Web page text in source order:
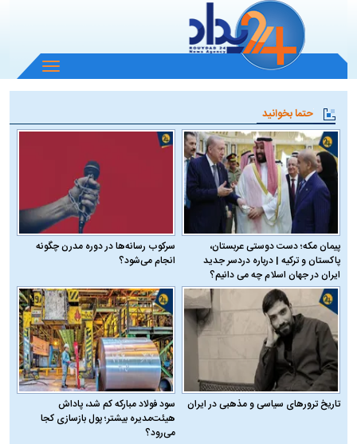
باز
و
منو
حتما بخوانید
پیمان مکه؛ دست دوستی عربستان،
پاکستان و ترکیه | درباره دردسر جدید
ایران در جهان اسلام چه می دانیم؟
سرکوب رسانه‌ها در دوره مدرن چگونه
انجام می‌شود؟
تاریخ ترورهای سیاسی و مذهبی در ایران
سود فولاد مبارکه کم شد، پاداش
هیئت‌مدیره بیشتر؛ پول بازسازی کجا
می‌رود؟